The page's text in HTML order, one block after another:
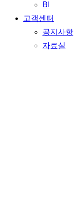
BI
고객센터
공지사항
자료실